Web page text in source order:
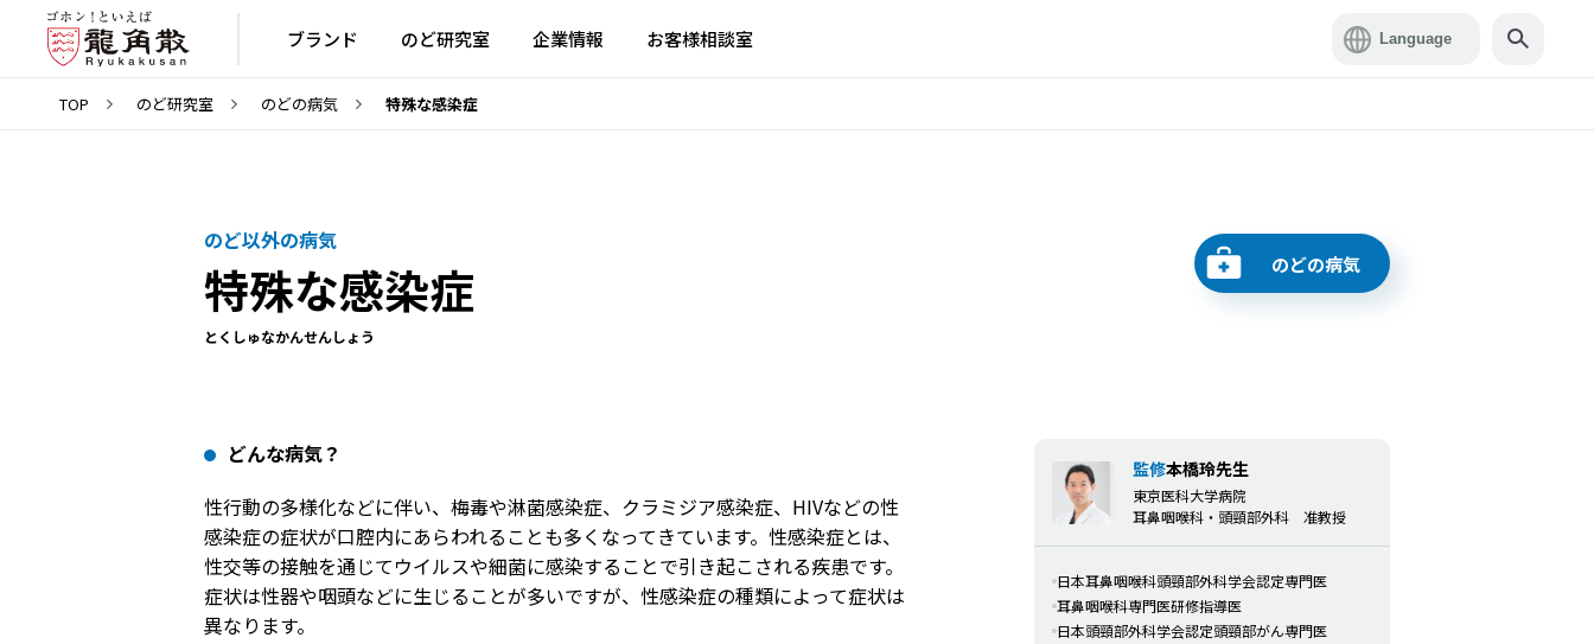
ブランド のど研究室 企業情報 お客様相談室
TOP のど研究室 のどの病気 特殊な感染症
のど以外の病気
特殊な感染症
とくしゅなかんせんしょう
のどの病気
どんな病気？
性行動の多様化などに伴い、梅毒や淋菌感染症、クラミジア感染症、HIVなどの性
感染症の症状が口腔内にあらわれることも多くなってきています。性感染症とは、
性交等の接触を通じてウイルスや細菌に感染することで引き起こされる疾患です。
症状は性器や咽頭などに生じることが多いですが、性感染症の種類によって症状は
異なります。
監修本橋玲先生
東京医科大学病院
耳鼻咽喉科・頭頸部外科 准教授
日本耳鼻咽喉科頭頸部外科学会認定専門医
耳鼻咽喉科専門医研修指導医
日本頭頸部外科学会認定頭頸部がん専門医